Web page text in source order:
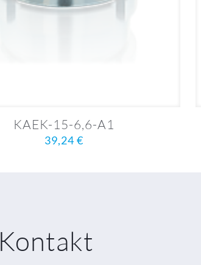
KAEK-15-6,6-A1
39,24€
Kontakt